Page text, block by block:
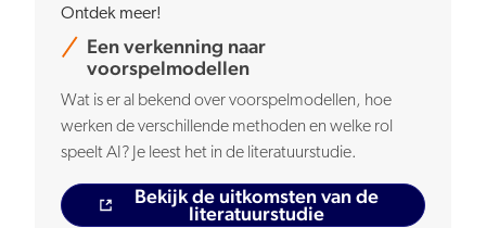
Ontdek meer!
Een verkenning naar
voorspelmodellen
Wat is er al bekend over voorspelmodellen, hoe
werken de verschillende methoden en welke rol
speelt AI? Je leest het in de literatuurstudie.
Bekijk de uitkomsten van de
literatuurstudie